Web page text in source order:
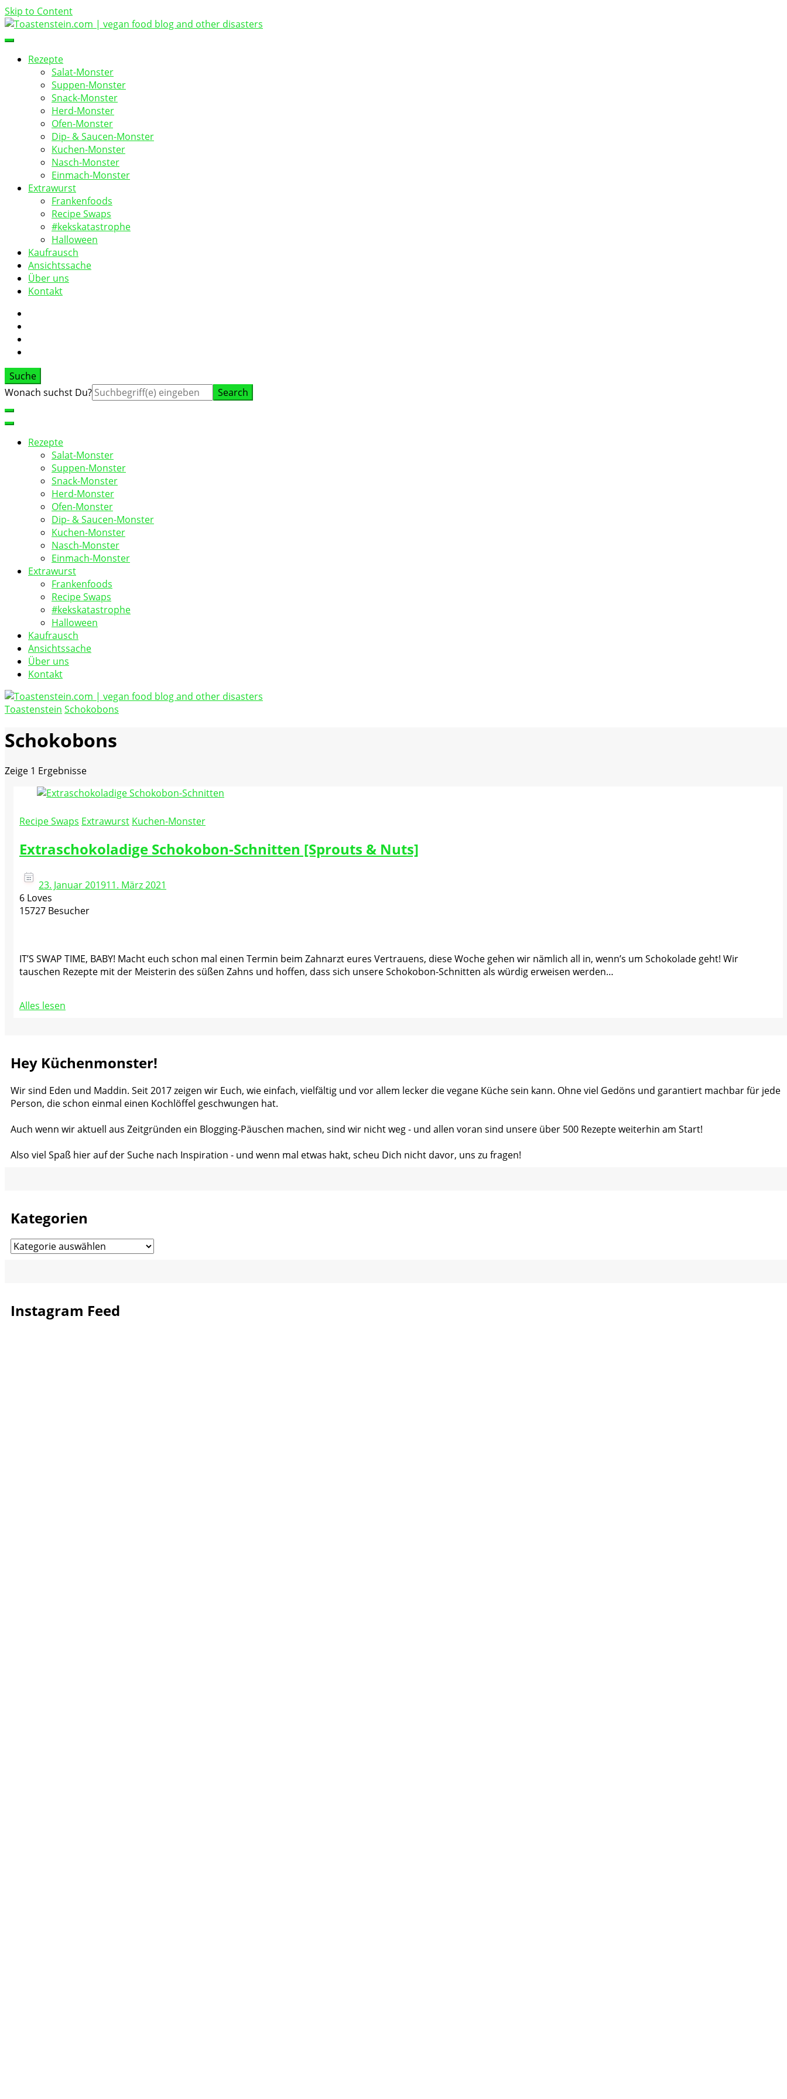
Skip to Content
Toastenstein.com
vegan food blog
Rezepte
Salat-Monster
Suppen-Monster
Snack-Monster
Herd-Monster
Ofen-Monster
Dip- & Saucen-Monster
Kuchen-Monster
Nasch-Monster
Einmach-Monster
Extrawurst
Frankenfoods
Recipe Swaps
#kekskatastrophe
Halloween
Kaufrausch
Ansichtssache
Über uns
Kontakt
Suche
Suche
Wonach suchst Du?
Rezepte
Salat-Monster
Suppen-Monster
Snack-Monster
Herd-Monster
Ofen-Monster
Dip- & Saucen-Monster
Kuchen-Monster
Nasch-Monster
Einmach-Monster
Extrawurst
Frankenfoods
Recipe Swaps
#kekskatastrophe
Halloween
Kaufrausch
Ansichtssache
Über uns
Kontakt
Toastenstein.com
Toastenstein Schokobons
Schokobons
Zeige 1 Ergebnisse
Recipe Swaps Extrawurst Kuchen-Monster
Extraschokoladige Schokobon-Schnitten [Sprouts & Nuts]
23. Januar 201911. März 2021
6 Loves
15727 Besucher
IT’S SWAP TIME, BABY! Macht euch schon mal einen Termin beim Zahnarzt eures Vertrauens, diese Woche gehen wir nämlich all in, wenn’s um Schokolade geht! Wir
tauschen Rezepte mit der Meisterin des süßen Zahns und hoffen, dass sich unsere Schokobon-Schnitten als würdig erweisen werden…
Alles lesen
Hey Küchenmonster!
Wir sind Eden und Maddin. Seit 2017 zeigen wir Euch, wie einfach, vielfältig und vor allem lecker die vegane Küche sein kann. Ohne viel Gedöns und garantiert machbar für jede
Person, die schon einmal einen Kochlöffel geschwungen hat.
Auch wenn wir aktuell aus Zeitgründen ein Blogging-Päuschen machen, sind wir nicht weg - und allen voran sind unsere über 500 Rezepte weiterhin am Start!
Also viel Spaß hier auf der Suche nach Inspiration - und wenn mal etwas hakt, scheu Dich nicht davor, uns zu fragen!
Kategorien
Kategorien
Instagram Feed